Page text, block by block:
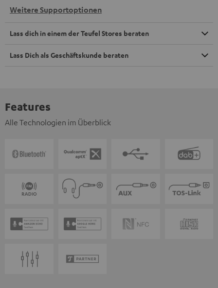
Weitere Supportoptionen
Lass dich in einem der Teufel Stores beraten
Lass Dich als Geschäftskunde beraten
Features
Alle Technologien im Überblick